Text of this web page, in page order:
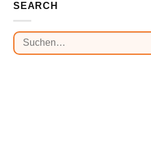
SEARCH
Suchen
nach: